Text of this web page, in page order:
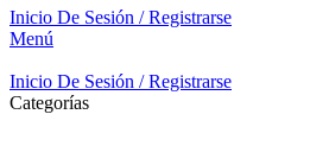
Inicio De Sesión / Registrarse
Menú
Inicio De Sesión / Registrarse
Categorías